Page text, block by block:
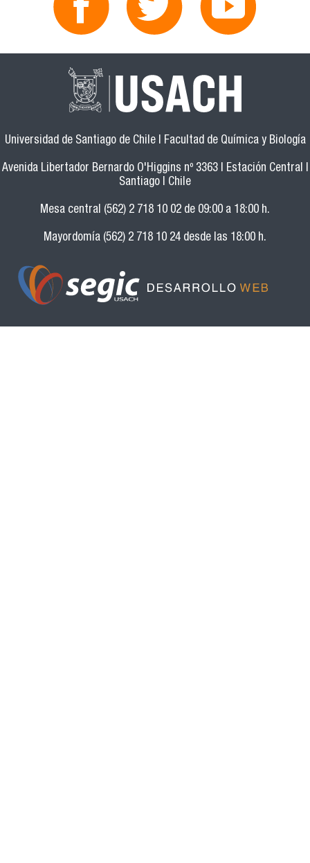
Universidad de Santiago de Chile | Facultad de Química y Biología
Avenida Libertador Bernardo O'Higgins nº 3363 | Estación Central |
Santiago | Chile
Mesa central (562) 2 718 10 02 de 09:00 a 18:00 h.
Mayordomía (562) 2 718 10 24 desde las 18:00 h.